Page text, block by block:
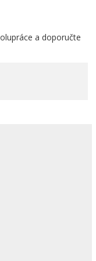
a doporučte